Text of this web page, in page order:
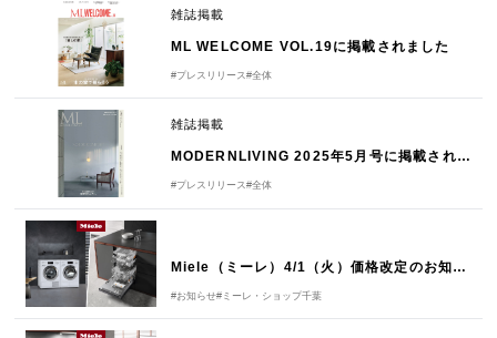
雑誌掲載
ML WELCOME VOL.19に掲載されました
#プレスリリース #全体
雑誌掲載
MODERNLIVING 2025年5月号に掲載されました
#プレスリリース#全体
Miele（ミーレ）4/1（火）価格改定のお知らせ
#お知らせ#ミーレ・ショップ千葉